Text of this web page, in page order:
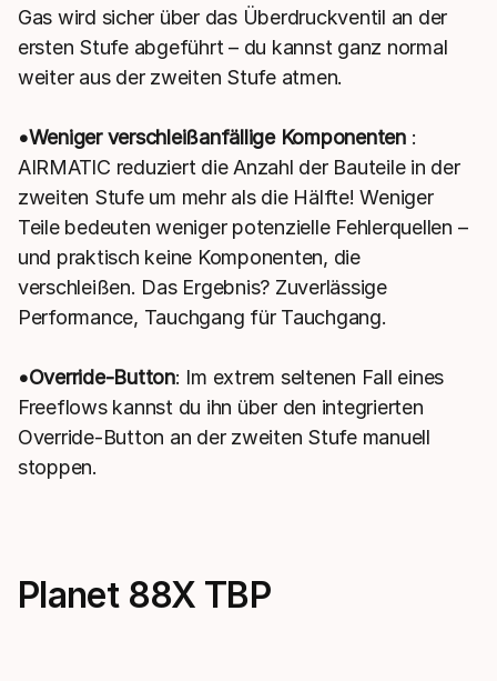
Gas wird sicher über das Überdruckventil an der
ersten Stufe abgeführt – du kannst ganz normal
weiter aus der zweiten Stufe atmen.
•Weniger verschleißanfällige Komponenten :
AIRMATIC reduziert die Anzahl der Bauteile in der
zweiten Stufe um mehr als die Hälfte! Weniger
Teile bedeuten weniger potenzielle Fehlerquellen –
und praktisch keine Komponenten, die
verschleißen. Das Ergebnis? Zuverlässige
Performance, Tauchgang für Tauchgang.
•Override-Button: Im extrem seltenen Fall eines
Freeflows kannst du ihn über den integrierten
Override-Button an der zweiten Stufe manuell
stoppen.
Planet 88X TBP